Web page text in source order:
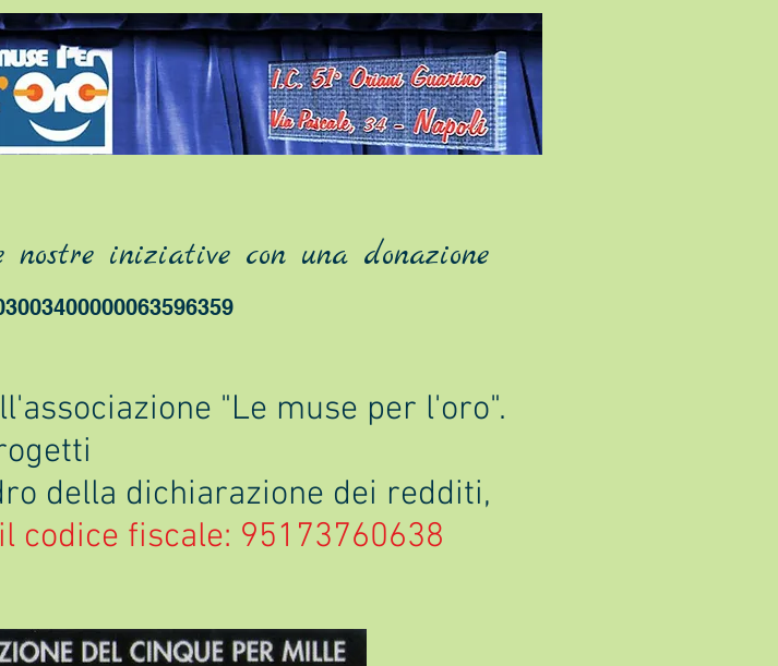
iniziative con una donazione
"Le muse per l'oro".
della dichiarazione dei redditi,
il codice fiscale: 95173760638